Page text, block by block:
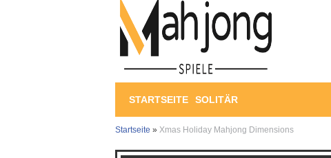
STARTSEITE SOLITÄR
Startseite » Xmas Holiday Mahjong Dimensions